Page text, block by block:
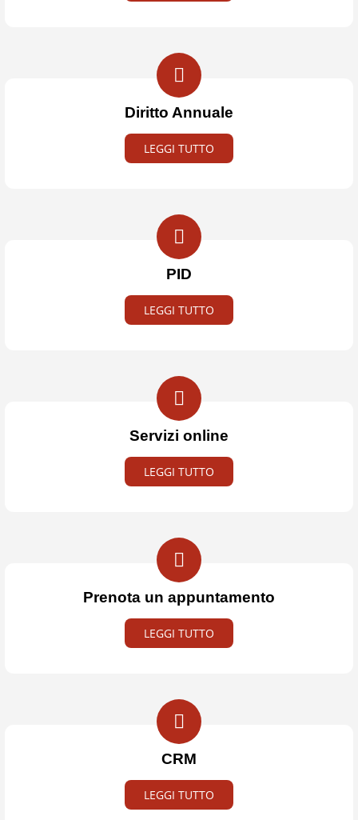
Diritto Annuale
LEGGI TUTTO
PID
LEGGI TUTTO
Servizi online
LEGGI TUTTO
Prenota un appuntamento
LEGGI TUTTO
CRM
LEGGI TUTTO